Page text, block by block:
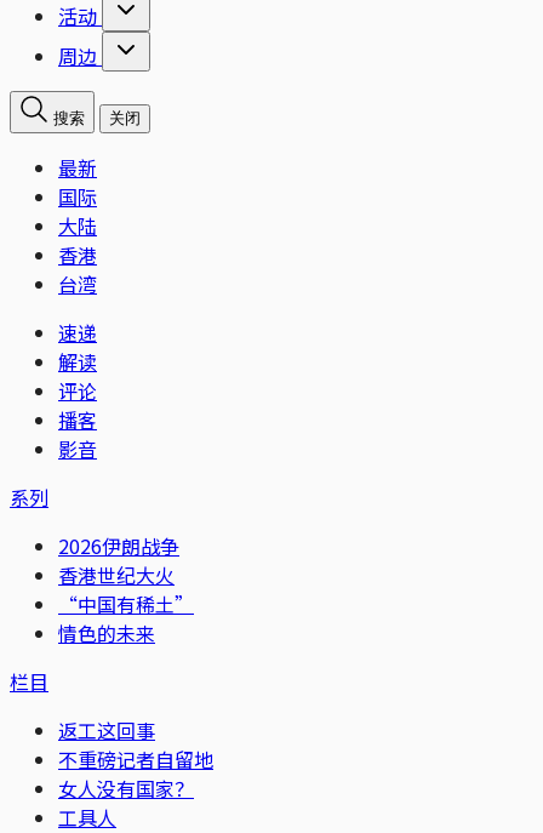
活动
周边
搜索 关闭
最新
国际
大陆
香港
台湾
速递
解读
评论
播客
影音
系列
2026伊朗战争
香港世纪大火
“中国有稀土”
情色的未来
栏目
返工这回事
不重磅记者自留地
女人没有国家？
工具人